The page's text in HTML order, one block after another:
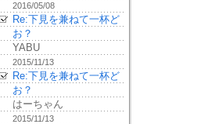
2016/05/08
Re:下見を兼ねて一杯ど
お？
YABU
2015/11/13
Re:下見を兼ねて一杯ど
お？
はーちゃん
2015/11/13